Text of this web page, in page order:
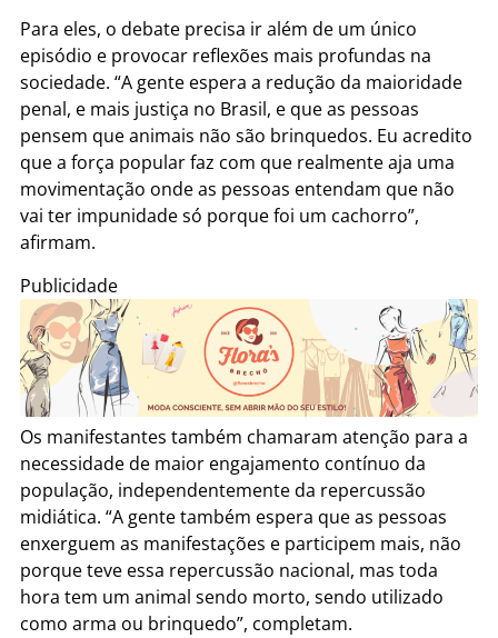
Para eles, o debate precisa ir além de um único
episódio e provocar reflexões mais profundas na
sociedade. “A gente espera a redução da maioridade
penal, e mais justiça no Brasil, e que as pessoas
pensem que animais não são brinquedos. Eu acredito
que a força popular faz com que realmente aja uma
movimentação onde as pessoas entendam que não
vai ter impunidade só porque foi um cachorro”,
afirmam.
Publicidade
Os manifestantes também chamaram atenção para a
necessidade de maior engajamento contínuo da
população, independentemente da repercussão
midiática. “A gente também espera que as pessoas
enxerguem as manifestações e participem mais, não
porque teve essa repercussão nacional, mas toda
hora tem um animal sendo morto, sendo utilizado
como arma ou brinquedo”, completam.